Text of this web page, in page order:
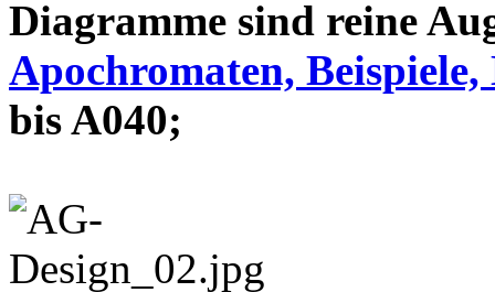
Diagramme sind reine
Apochromaten, Beispiele,
bis A040;